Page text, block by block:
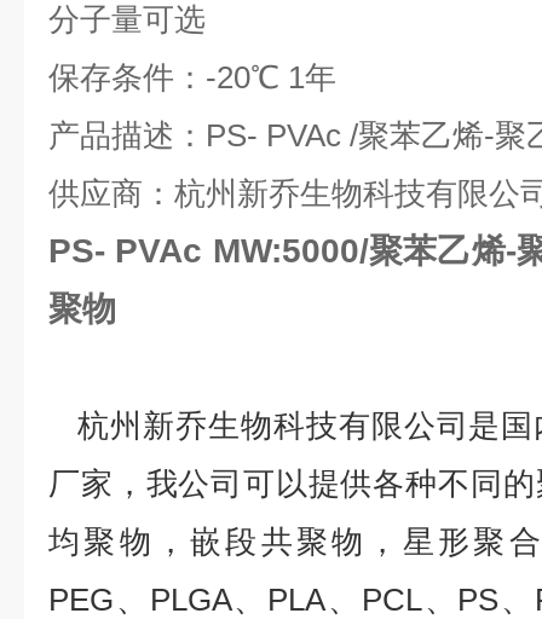
分子量可选
保存条件： -20℃ 1年
产品描述： PS- PVAc /聚苯乙烯-聚
供应商：杭州新乔生物科技有限公
PS- PVAc MW:5000/聚苯乙烯-
聚物
杭州新乔生物科技有限公司是
厂家，我公司可以提供各种不同
均聚物，嵌段共聚物，星形聚
PEG、 PLGA、 PLA、 PCL、 PS、